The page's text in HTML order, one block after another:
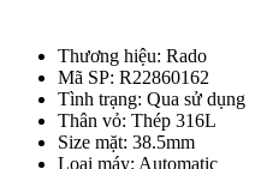
Thương hiệu: Rado
Mã SP: R22860162
Tình trạng: Qua sử dụng
Thân vỏ: Thép 316L
Size mặt: 38.5mm
Loại máy: Automatic